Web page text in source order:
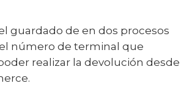
guardado de en dos procesos
número de terminal que
realizar la devolución desde